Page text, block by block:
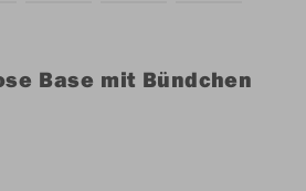
Base mit Bündchen